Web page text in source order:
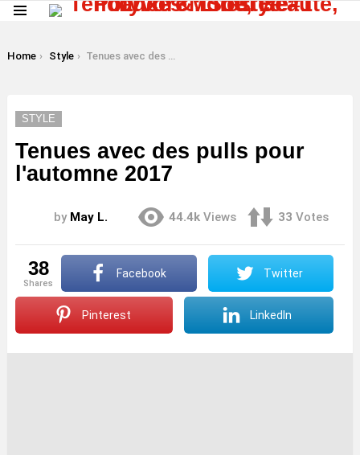
You are here:
Home Style Tenues avec des pulls pour l'automne 2017
STYLE
Tenues avec des pulls pour
l'automne 2017
by May L. 44.4k Views 33 Votes
38
shares
Facebook Twitter
Pinterest LinkedIn